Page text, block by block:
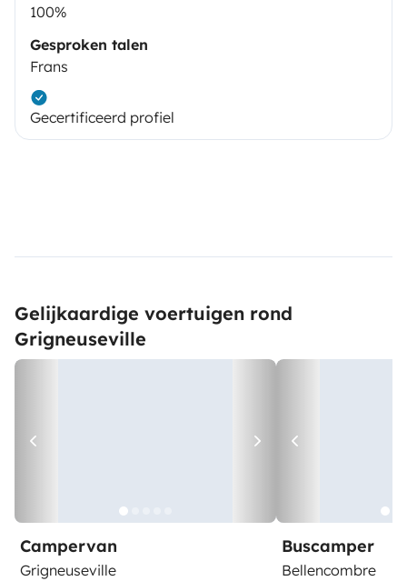
100%
Gesproken talen
Frans
Gecertificeerd profiel
Gelijkaardige voertuigen rond
Grigneuseville
Campervan
Grigneuseville
Buscamper
Bellencombre